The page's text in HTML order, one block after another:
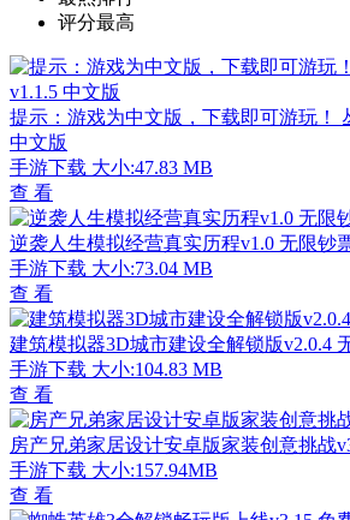
评分最高
提示：游戏为中文版，下载即可游玩！
中文版
手游下载 大小:47.83 MB
查 看
逆袭人生模拟经营真实历程v1.0 无限钞
手游下载 大小:73.04 MB
查 看
建筑模拟器3D城市建设全解锁版v2.0.4
手游下载 大小:104.83 MB
查 看
房产兄弟家居设计安卓版家装创意挑战
手游下载 大小:157.94MB
查 看